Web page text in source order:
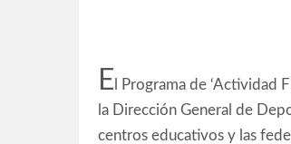
E l Programa de ‘Actividad
la Dirección General de
centros educativos y las